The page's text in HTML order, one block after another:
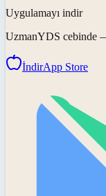
Uygulamayı indir
UzmanYDS cebinde
İndirApp Store